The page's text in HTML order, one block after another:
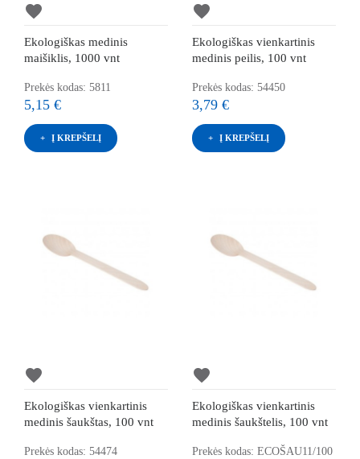
favorite
Ekologiškas medinis
maišiklis, 1000 vnt
Prekės kodas: 5811
5,15 €
Į KREPŠELĮ
favorite
Ekologiškas vienkartinis
medinis peilis, 100 vnt
Prekės kodas: 54450
3,79 €
Į KREPŠELĮ
favorite
Ekologiškas vienkartinis
medinis šaukštas, 100 vnt
Prekės kodas: 54474
favorite
Ekologiškas vienkartinis
medinis šaukštelis, 100 vnt
Prekės kodas: ECOŠAU11/100